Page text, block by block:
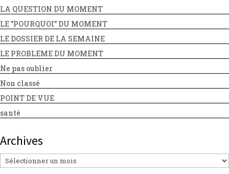
LA QUESTION DU MOMENT
LE "POURQUOI" DU MOMENT
LE DOSSIER DE LA SEMAINE
LE PROBLEME DU MOMENT
Ne pas oublier
Non classé
POINT DE VUE
santé
Archives
Archives